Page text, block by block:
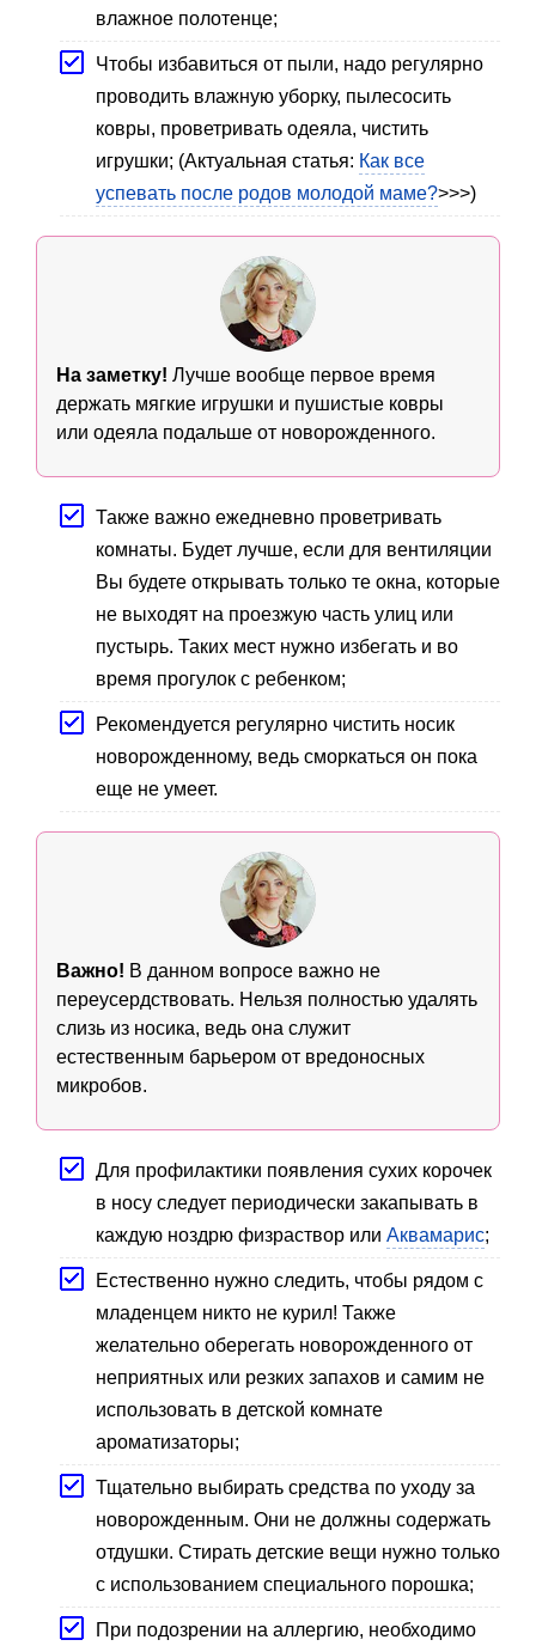
влажное полотенце;
Чтобы избавиться от пыли, надо регулярно
проводить влажную уборку, пылесосить
ковры, проветривать одеяла, чистить
игрушки; (Актуальная статья: Как все
успевать после родов молодой маме?>>>)
На заметку! Лучше вообще первое время
держать мягкие игрушки и пушистые ковры
или одеяла подальше от новорожденного.
Также важно ежедневно проветривать
комнаты. Будет лучше, если для вентиляции
Вы будете открывать только те окна, которые
не выходят на проезжую часть улиц или
пустырь. Таких мест нужно избегать и во
время прогулок с ребенком;
Рекомендуется регулярно чистить носик
новорожденному, ведь сморкаться он пока
еще не умеет.
Важно! В данном вопросе важно не
переусердствовать. Нельзя полностью удалять
слизь из носика, ведь она служит
естественным барьером от вредоносных
микробов.
Для профилактики появления сухих корочек
в носу следует периодически закапывать в
каждую ноздрю физраствор или Аквамарис;
Естественно нужно следить, чтобы рядом с
младенцем никто не курил! Также
желательно оберегать новорожденного от
неприятных или резких запахов и самим не
использовать в детской комнате
ароматизаторы;
Тщательно выбирать средства по уходу за
новорожденным. Они не должны содержать
отдушки. Стирать детские вещи нужно только
с использованием специального порошка;
При подозрении на аллергию, необходимо